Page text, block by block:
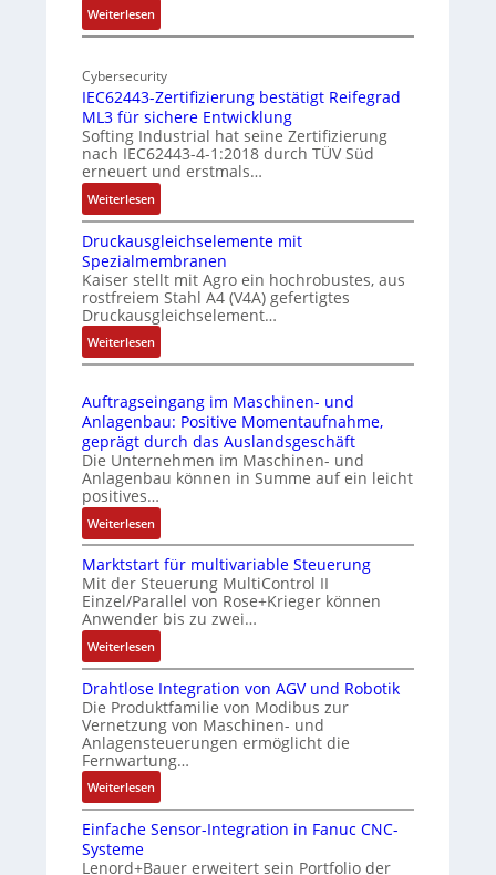
e
d
g
e
l
-
n
d
u
s
t
r
i
e
-
P
C
l
ä
s
s
s
i
h
e
x
i
b
e
f
ü
r
d
i
e
A
n
w
Weiterlesen:
M
b
i
l
f
u
n
k
m
o
d
u
l
e
b
r
i
n
e
n
4
u
n
d
5
G
a
u
d
e
n
R
a
s
p
Cybersecurity
IEC62443-Zertifizierung bestätigt Reifegrad
ML3 für sichere Entwicklung
Softing Industrial hat seine Zertifizierung
nach IEC62443-4-1:2018 durch TÜV Süd
erneuert und erstmals…
Weiterlesen:
I
E
C
2
4
4
3
Z
e
r
t
e
r
n
g
b
e
s
t
ä
t
i
t
Druckausgleichselemente mit
Spezialmembranen
Kaiser stellt mit Agro ein hochrobustes, aus
rostfreiem Stahl A4 (V4A) gefertigtes
Druckausgleichselement…
Weiterlesen:
D
u
c
k
a
u
s
g
l
e
i
c
h
s
l
e
m
e
t
e
i
Auftragseingang im Maschinen- und
Anlagenbau: Positive Momentaufnahme,
geprägt durch das Auslandsgeschäft
Die Unternehmen im Maschinen- und
Anlagenbau können in Summe auf ein leicht
positives…
Weiterlesen:
A
u
f
t
r
a
g
e
i
n
g
a
n
g
Marktstart für multivariable Steuerung
Mit der Steuerung MultiControl II
Einzel/Parallel von Rose+Krieger können
Anwender bis zu zwei…
Weiterlesen:
M
a
r
k
t
s
t
a
r
Drahtlose Integration von AGV und Robotik
Die Produktfamilie von Modibus zur
Vernetzung von Maschinen- und
Anlagensteuerungen ermöglicht die
Fernwartung…
Weiterlesen:
D
r
h
Einfache Sensor-Integration in Fanuc CNC-
Systeme
Lenord+Bauer erweitert sein Portfolio der